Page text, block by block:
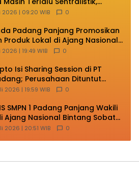
Kehilangan Ruang
2026 | 09:20 WIB 0
Padang Panjang Promosikan
Produk Lokal di Ajang Nasional
| 19:49 WIB 0
Isi Sharing Session di PT
Perusahaan Dituntut
2026 | 19:59 WIB 0
SMPN 1 Padang Panjang Wakili
Ajang Nasional Bintang Sobat
2026 | 20:51 WIB 0